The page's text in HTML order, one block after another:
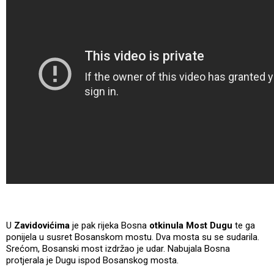
U Zavidovićima je pak rijeka Bosna otkinula Most Dugu te ga
ponijela u susret Bosanskom mostu. Dva mosta su se sudarila.
Srećom, Bosanski most izdržao je udar. Nabujala Bosna
protjerala je Dugu ispod Bosanskog mosta.